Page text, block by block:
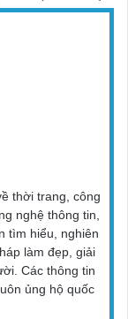
thời trang, công
nghệ thông tin,
tìm hiểu, nghiên
làm đẹp, giải
Các thông tin
ủng hộ quốc